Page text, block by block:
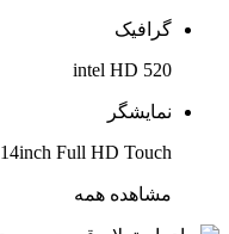
گرافیک
intel HD 520
نمایشگر
14inch Full HD Touch
مشاهده همه